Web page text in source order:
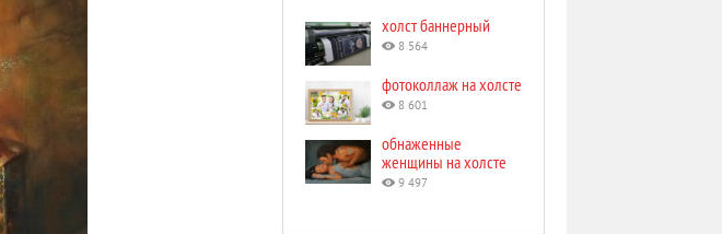
холст баннерный
8 564
фотоколлаж на холсте
8 601
обнаженные
женщины на холсте
9 497